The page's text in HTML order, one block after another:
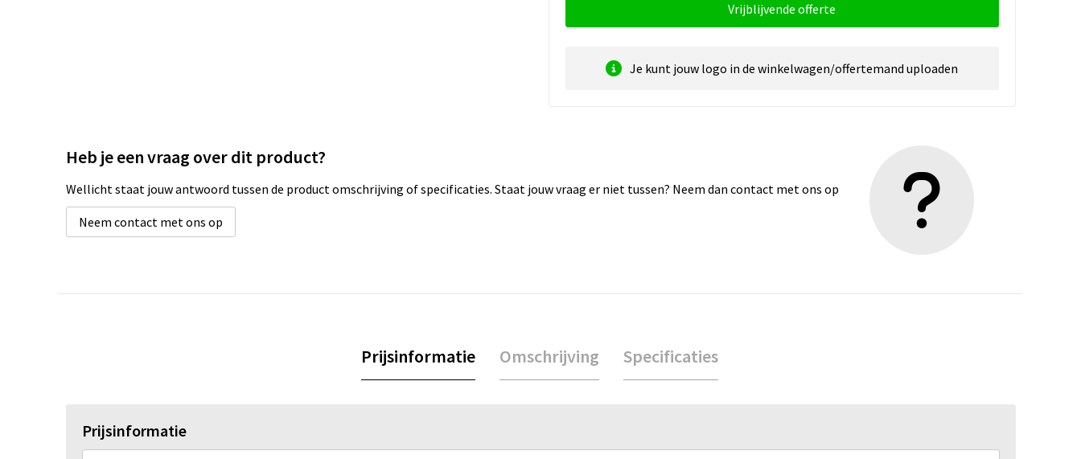
Vrijblijvende offerte
Je kunt jouw logo in de winkelwagen/offertemand uploaden
Heb je een vraag over dit product?
Wellicht staat jouw antwoord tussen de product omschrijving of specificaties. Staat jouw vraag er niet tussen? Neem dan contact met ons op
Neem contact met ons op
Prijsinformatie Omschrijving Specificaties
Prijsinformatie